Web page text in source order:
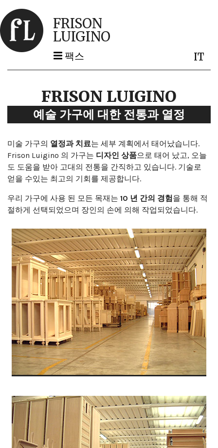
FRISON
LUIGINO
팩스 IT
FRISON LUIGINO
예술 가구에 대한 전통과 열정
미술 가구의 열정과 치료는 세부 계획에서 태어났습니다.
Frison Luigino 의 가구는 디자인 상품으로 태어 났고, 오늘
도 도움을 받아 고대의 전통을 간직하고 있습니다. 기술로
얻을 수있는 최고의 기회를 제공합니다.
우리 가구에 사용 된 모든 목재는 10 년 간의 경험을 통해 적
절하게 선택되었으며 장인의 손에 의해 작업되었습니다.